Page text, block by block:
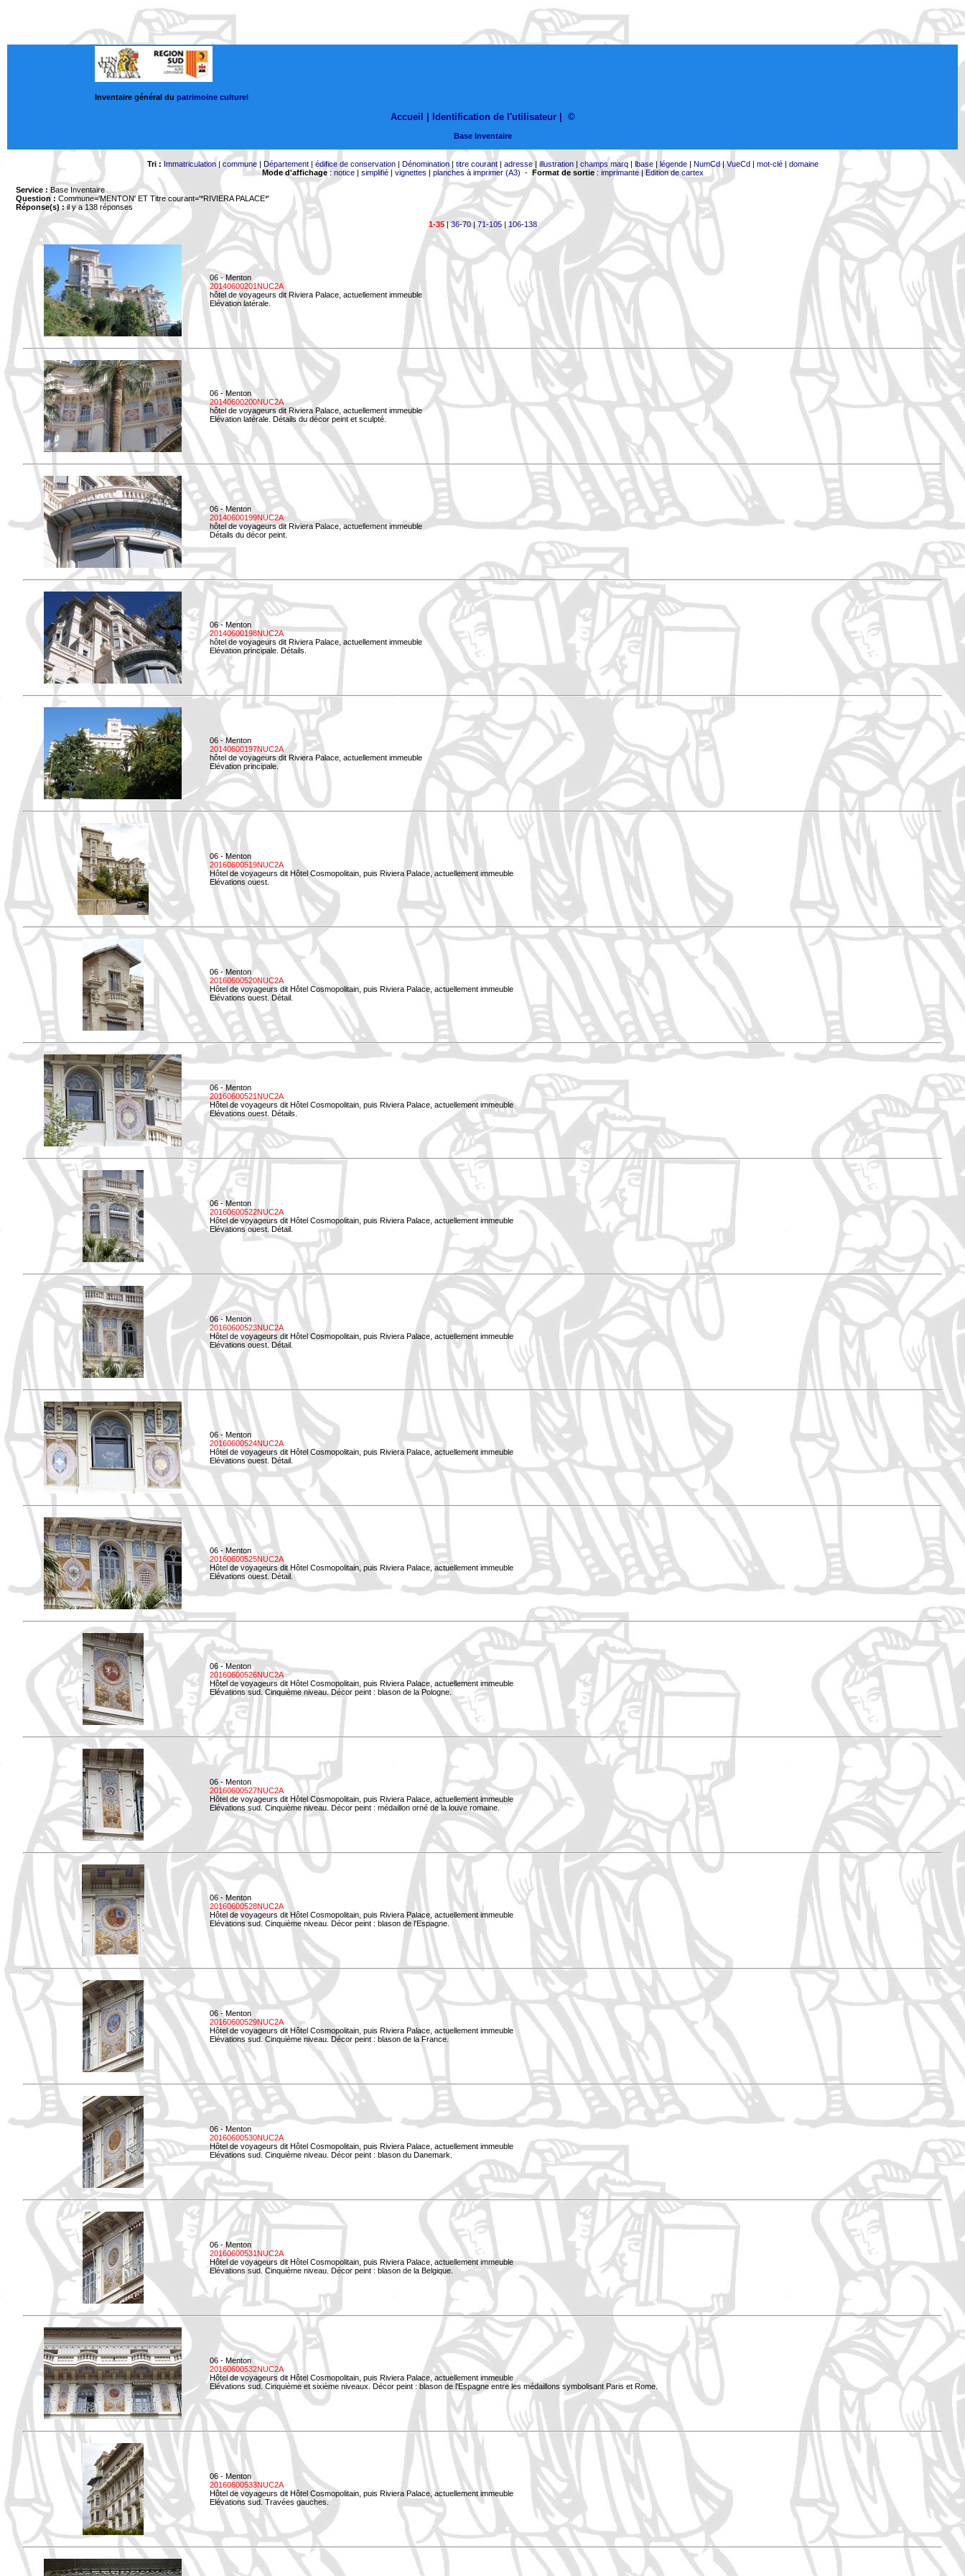
Inventaire général du patrimoine culturel
Accueil | Identification de l'utilisateur ©
Base Inventaire
Tri : Immatriculation|commune| Département| édifice de conservation| Dénomination| titre courant| adresse| illustration| champs marq| lbase| légende| NumCd|VueCd| mot-clé| domaine
Mode d'affichage: notice| simplifié| vignettes | planches à imprimer (A3) - Format de sortie: imprimante|Edition de cartex
Service : Base Inventaire
Question : Commune='MENTON' ET Titre courant='*RIVIERA PALACE*'
Réponse(s) :il y a 138 réponses
1-35|36-70|71-105| 106-138
06 - Menton
20140600201NUC2A
hôtel de voyageurs dit Riviera Palace, actuellement immeuble
Elévation latérale.
06 - Menton
20140600200NUC2A
hôtel de voyageurs dit Riviera Palace, actuellement immeuble
Elévation latérale. Détails du décor peint et sculpté.
06 - Menton
20140600199NUC2A
hôtel de voyageurs dit Riviera Palace, actuellement immeuble
Détails du décor peint.
06 - Menton
20140600198NUC2A
hôtel de voyageurs dit Riviera Palace, actuellement immeuble
Elévation principale. Détails.
06 - Menton
20140600197NUC2A
hôtel de voyageurs dit Riviera Palace, actuellement immeuble
Elévation principale.
06 - Menton
20160600519NUC2A
Hôtel de voyageurs dit Hôtel Cosmopolitain, puis Riviera Palace, actuellement immeuble
Elévations ouest.
06 - Menton
20160600520NUC2A
Hôtel de voyageurs dit Hôtel Cosmopolitain, puis Riviera Palace, actuellement immeuble
Elévations ouest. Détail.
06 - Menton
20160600521NUC2A
Hôtel de voyageurs dit Hôtel Cosmopolitain, puis Riviera Palace, actuellement immeuble
Elévations ouest. Détails.
06 - Menton
20160600522NUC2A
Hôtel de voyageurs dit Hôtel Cosmopolitain, puis Riviera Palace, actuellement immeuble
Elévations ouest. Détail.
06 - Menton
20160600523NUC2A
Hôtel de voyageurs dit Hôtel Cosmopolitain, puis Riviera Palace, actuellement immeuble
Elévations ouest. Détail.
06 - Menton
20160600524NUC2A
Hôtel de voyageurs dit Hôtel Cosmopolitain, puis Riviera Palace, actuellement immeuble
Elévations ouest. Détail.
06 - Menton
20160600525NUC2A
Hôtel de voyageurs dit Hôtel Cosmopolitain, puis Riviera Palace, actuellement immeuble
Elévations ouest. Détail.
06 - Menton
20160600526NUC2A
Hôtel de voyageurs dit Hôtel Cosmopolitain, puis Riviera Palace, actuellement immeuble
Elévations sud. Cinquième niveau. Décor peint : blason de la Pologne.
06 - Menton
20160600527NUC2A
Hôtel de voyageurs dit Hôtel Cosmopolitain, puis Riviera Palace, actuellement immeuble
Elévations sud. Cinquième niveau. Décor peint : médaillon orné de la louve romaine.
06 - Menton
20160600528NUC2A
Hôtel de voyageurs dit Hôtel Cosmopolitain, puis Riviera Palace, actuellement immeuble
Elévations sud. Cinquième niveau. Décor peint : blason de l'Espagne.
06 - Menton
20160600529NUC2A
Hôtel de voyageurs dit Hôtel Cosmopolitain, puis Riviera Palace, actuellement immeuble
Elévations sud. Cinquième niveau. Décor peint : blason de la France.
06 - Menton
20160600530NUC2A
Hôtel de voyageurs dit Hôtel Cosmopolitain, puis Riviera Palace, actuellement immeuble
Elévations sud. Cinquième niveau. Décor peint : blason du Danemark.
06 - Menton
20160600531NUC2A
Hôtel de voyageurs dit Hôtel Cosmopolitain, puis Riviera Palace, actuellement immeuble
Elévations sud. Cinquième niveau. Décor peint : blason de la Belgique.
06 - Menton
20160600532NUC2A
Hôtel de voyageurs dit Hôtel Cosmopolitain, puis Riviera Palace, actuellement immeuble
Elévations sud. Cinquième et sixième niveaux. Décor peint : blason de l'Espagne entre les médaillons symbolisant Paris et Rome.
06 - Menton
20160600533NUC2A
Hôtel de voyageurs dit Hôtel Cosmopolitain, puis Riviera Palace, actuellement immeuble
Elévations sud. Travées gauches.